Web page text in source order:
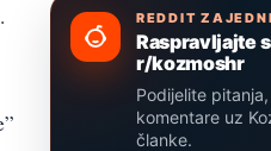
REDDIT
Raspravljajte
r/kozmoshr
Podijelite
komentare uz
članke.